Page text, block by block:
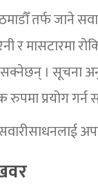
तर्फ जाने
र मासटारमा
सक्नेछन् । सूचना
प्रयोग गर्न